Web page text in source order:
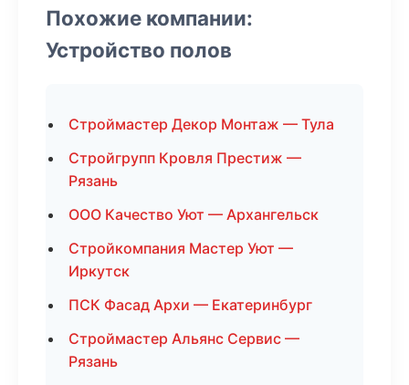
Похожие компании:
Устройство полов
Строймастер Декор Монтаж — Тула
Стройгрупп Кровля Престиж —
Рязань
ООО Качество Уют — Архангельск
Стройкомпания Мастер Уют —
Иркутск
ПСК Фасад Архи — Екатеринбург
Строймастер Альянс Сервис —
Рязань